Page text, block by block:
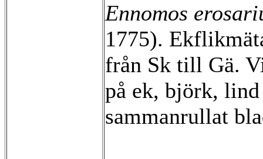
Ennomos
1775).
från Sk till Gä.
på ek, björk,
sammanrullat